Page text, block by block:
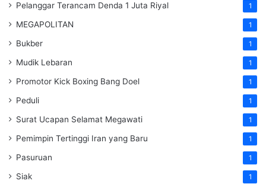
Pelanggar Terancam Denda 1 Juta Riyal 1
MEGAPOLITAN 1
Bukber 1
Mudik Lebaran 1
Promotor Kick Boxing Bang Doel 1
Peduli 1
Surat Ucapan Selamat Megawati 1
Pemimpin Tertinggi Iran yang Baru 1
Pasuruan 1
Siak 1